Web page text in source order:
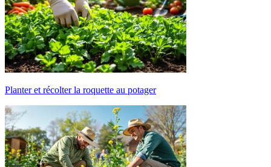
Planter et récolter la roquette au potager